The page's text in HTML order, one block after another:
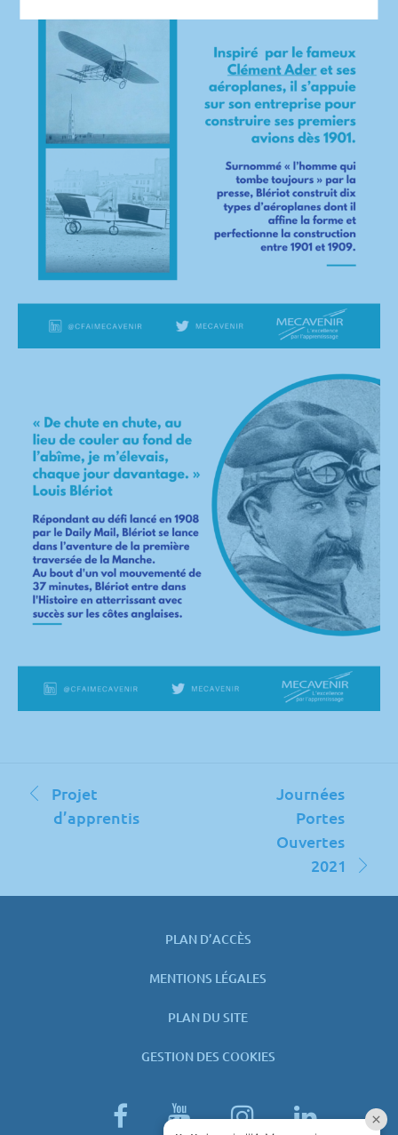
l’article
Projet
d’apprentis
Journées
Portes
Ouvertes
2021
PLAN D’ACCÈS
MENTIONS LÉGALES
PLAN DU SITE
GESTION DES COOKIES
facebookyoutubeinstagram